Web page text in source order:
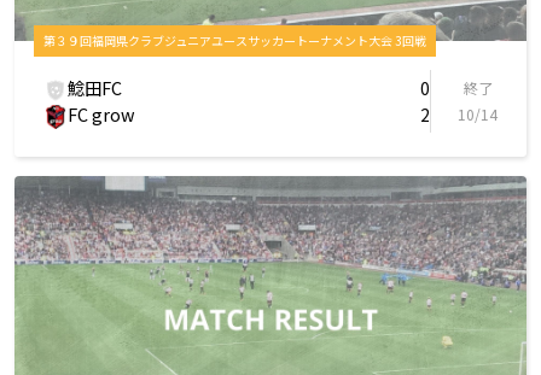
第３９回福岡県クラブジュニアユースサッカートーナメント大会 3回戦
鯰田FC 0
FC grow 2
終了
10/14